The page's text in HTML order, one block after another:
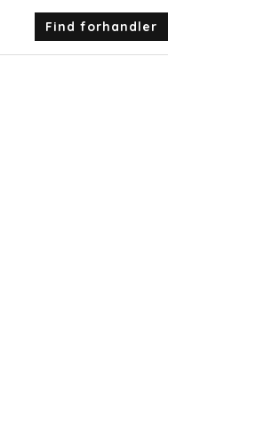
Find forhandler